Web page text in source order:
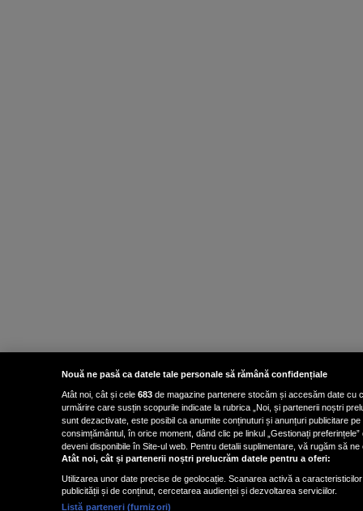
Nouă ne pasă ca datele tale personale să rămână confidențiale
Atât noi, cât și cele 683 de magazine partenere stocăm și accesăm date cu
urmărire care susțin scopurile indicate la rubrica „Noi, și partenerii noștri
sunt dezactivate, este posibil ca anumite conținuturi și anunțuri publicitare
consimțământul, în orice moment, dând clic pe linkul „Gestionați
deveni disponibile în Site-ul web. Pentru detalii suplimentare, vă rugăm să
Atât noi, cât și partenerii noștri prelucrăm datele pentru a oferi:
Utilizarea unor date precise de geolocație. Scanarea activă a
publicității și de conținut, cercetarea audienței și dezvoltarea serviciilor.
Listă parteneri (furnizori)